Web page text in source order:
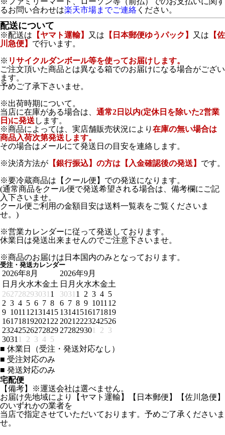
るお問い合わせは楽天市場までご連絡 ください。
配送について
※配送は 【ヤマト運輸】 又は 【日本郵便ゆうパック】 又は 【佐
川急便】 で行います。
※ リサイクルダンボール等を使ってお届けします。
ご注文頂いた商品とは異なる箱でのお届けになる場合がござい
ます。
予めご了承下さいませ。
※出荷時期について。
当店に在庫がある場合は、 通常2日以内(定休日を除いた2営業
日)に発送 します。
※商品によっては、実店舗販売状況により 在庫の無い場合は
商品入荷次第発送します。
その場合はメールにて発送日の目安を連絡します。
※決済方法が 【銀行振込】の方は【入金確認後の発送】 です。
※要冷蔵商品は【クール便】での発送になります。
(通常商品をクール便で発送希望される場合は、備考欄にご記
入下さいませ。
クール便ご利用の金額目安は送料一覧表をご覧くださいま
せ。)
※営業カレンダーに従って発送しております。
休業日は発送出来ませんのでご注意下さいませ。
※商品のお届けは日本国内のみとなっております。
受注・発送カレンダー
2026年8月
日 月 火水木金土
262728293031 1
2 3 4 5 6 7 8
9 1011 12131415
161718192021 22
23242526272829
3031 1 2 3 4 5
2026年9月
日 月 火水木金土
3031 1 2 3 4 5
6 7 8 9 1011 12
13141516171819
2021 2223242526
272829301 2 3
■ 休業日（受注・発送対応なし）
■ 受注対応のみ
■ 発送対応のみ
宅配便
【備考】※運送会社は選べません。
お届け先地域により【ヤマト運輸】【日本郵便】【佐川急便】
のいずれかの業者を
当店で指定させていただいております。予めご了承くださいま
せ。